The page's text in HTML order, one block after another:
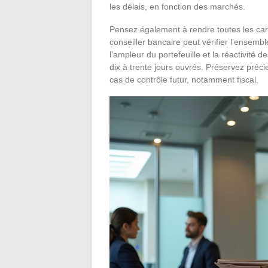
les délais, en fonction des marchés.
Pensez également à rendre toutes les
conseiller bancaire peut vérifier
l’ampleur du portefeuille et la réactivité
dix à trente jours ouvrés. Préservez
cas de contrôle futur, notamment fiscal.